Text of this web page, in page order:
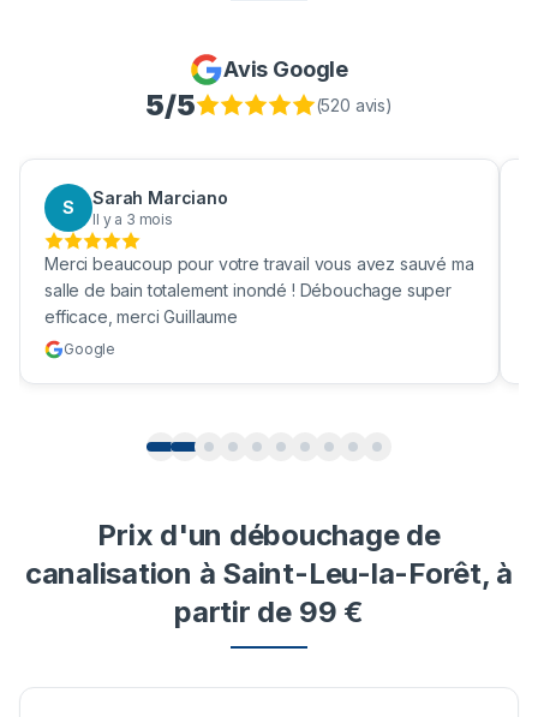
Avis Google
5/5 (520 avis)
pour votre travail vous avez sauvé ma
inondé ! Débouchage super
Bravo pour
une vrai société
Prix d'un débouchage de
canalisation à Saint-Leu-la-Forêt, à
partir de 99 €